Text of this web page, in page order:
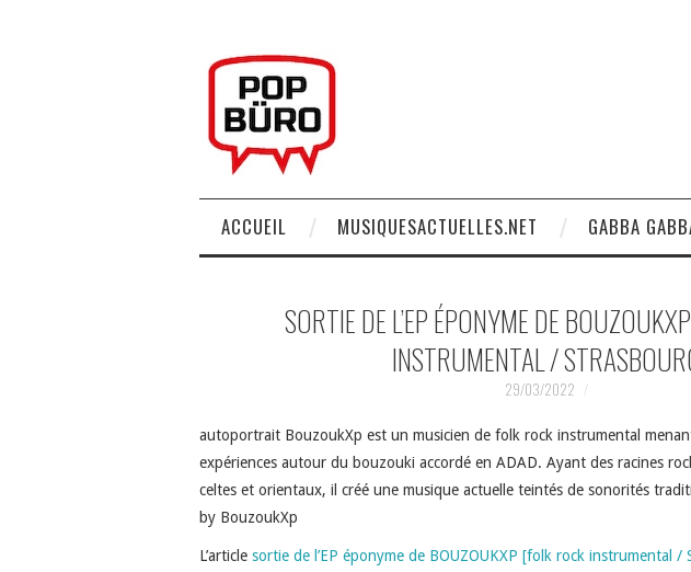
ACCUEIL MUSIQUESACTUELLES.NET GABBA
SORTIE DE L’EP ÉPONYME DE
INSTRUMENTAL /
29/03/2022
autoportrait BouzoukXp est un musicien de folk rock instrumental
expériences autour du bouzouki accordé en ADAD. Ayant des racines
celtes et orientaux, il créé une musique actuelle teintés de sonorités
by BouzoukXp
L’article sortie de l’EP éponyme de BOUZOUKXP [folk rock instrumental /